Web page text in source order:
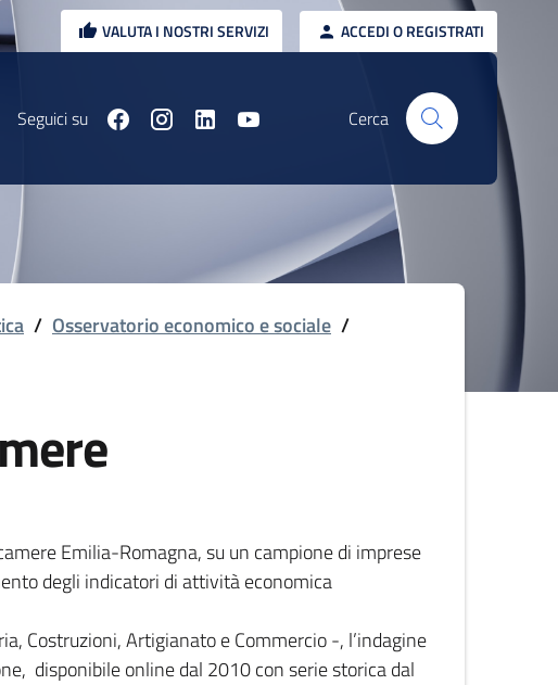
VALUTA I NOSTRI SERVIZI ACCEDI O REGISTRATI
Seguici su Cerca
/ Osservatorio economico e sociale /
Emilia-Romagna, su un campione di imprese
degli indicatori di attività economica
Costruzioni, Artigianato e Commercio -, l’indagine
disponibile online dal 2010 con serie storica dal